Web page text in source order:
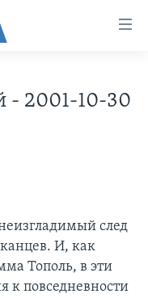
2001-10-30
след
И, как
Тополь, в эти
к повседневности